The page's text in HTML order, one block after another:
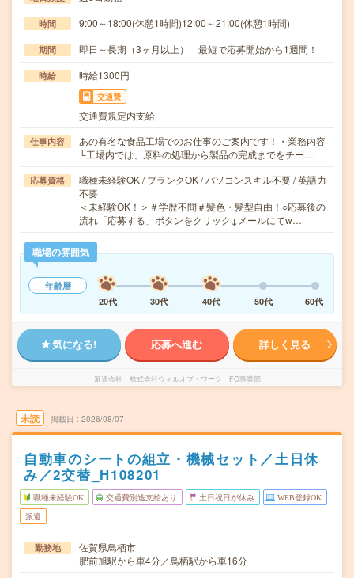
時間 9:00～18:00(休憩1時間)12:00～21:00(休憩1時間)
期間 即日～長期（3ヶ月以上） 最短で応募開始から1週間！
時給 時給1300円
交通費
交通費規定内支給
仕事内容
あの有名な食品工場でのお仕事のご案内です！・業務内容
└工場内では、原料の処理から製品の完成までをチー…
応募資格
職種未経験OK / ブランクOK / パソコンスキル不要 / 英語力
不要
＜未経験OK！＞＃学歴不問＃髪色・髪型自由！○応募後の
流れ「応募する」ボタンをクリック↓メールにてw…
職場の雰囲気
年齢層
20代
30代 40代 50代 60代
気になる! 応募へ進む 詳しく見る
派遣会社 株式会社ウィルオブ・ワーク FO事業部
未読 掲載日 2026/08/07
自動車のシートの組立・機械セット／土日休
み／2交替_H108201
職種未経験OK 交通費別途支給あり 土日祝日が休み WEB登録OK
派遣
勤務地
佐賀県鳥栖市
肥前旭駅から車4分／鳥栖駅から車16分